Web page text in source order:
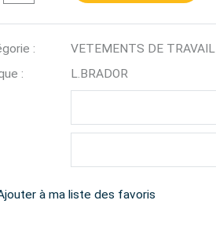
:
VETEMENTS DE TRAVAIL
:
L.BRADOR
à ma liste des favoris